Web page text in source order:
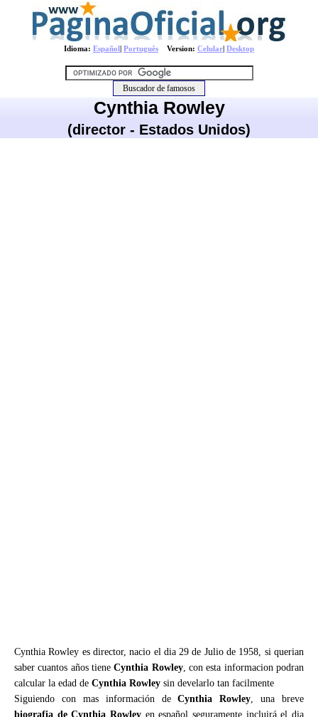
Idioma: Español| Português Version: Celular| Desktop
Cynthia Rowley
(director - Estados Unidos)
Cynthia Rowley es director, nacio el dia 29 de Julio de 1958, si querian
saber cuantos años tieneCynthia Rowley, con esta informacion podran
calcular la edad de Cynthia Rowley sin develarlo tan facilmente
Siguiendo con mas información deCynthia Rowley, una breve
biografia de Cynthia Rowley en español seguramente incluirá el dia